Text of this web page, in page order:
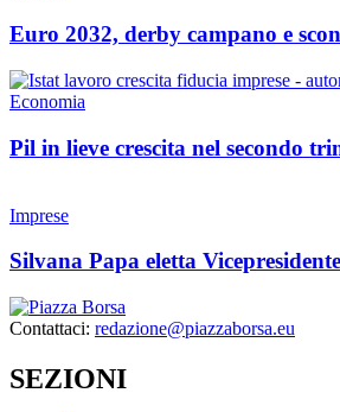
Euro 2032, derby campano e
Economia
Pil in lieve crescita nel secondo
Imprese
Silvana Papa eletta
Contattaci: redazione@piazzaborsa.eu
SEZIONI